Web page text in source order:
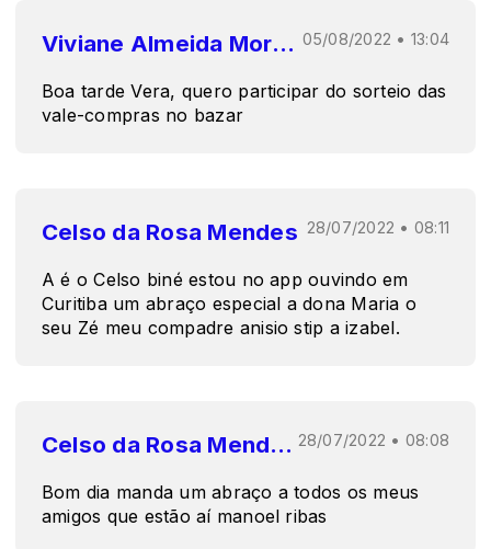
Viviane Almeida Moreira 05/08/2022 • 13:04
Boa tarde Vera, quero participar do sorteio das
vale-compras no bazar
Celso da Rosa Mendes 28/07/2022 • 08:11
A é o Celso biné estou no app ouvindo em
Curitiba um abraço especial a dona Maria o
seu Zé meu compadre anisio stip a izabel.
Celso da Rosa Mendes 28/07/2022 • 08:08
Bom dia manda um abraço a todos os meus
amigos que estão aí manoel ribas